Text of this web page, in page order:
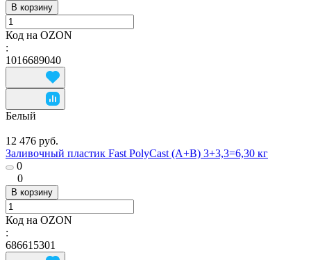
В корзину
Код на OZON
:
1016689040
Белый
12 476 руб.
Заливочный пластик Fast PolyCast (A+B) 3+3,3=6,30 кг
0
0
В корзину
Код на OZON
:
686615301